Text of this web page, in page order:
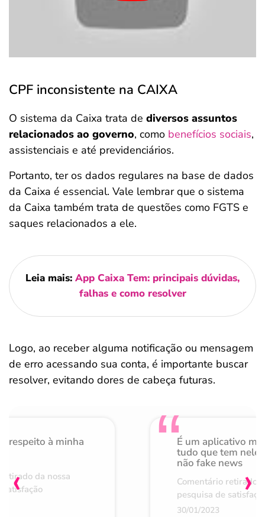
CPF inconsistente na CAIXA
O sistema da Caixa trata de diversos assuntos
relacionados ao governo, como benefícios sociais,
assistenciais e até previdenciários.
Portanto, ter os dados regulares na base de dados
da Caixa é essencial. Vale lembrar que o sistema
da Caixa também trata de questões como FGTS e
saques relacionados a ele.
Leia mais: App Caixa Tem: principais dúvidas,
falhas e como resolver
Logo, ao receber alguma notificação ou mensagem
de erro acessando sua conta, é importante buscar
resolver, evitando dores de cabeça futuras.
respeito à minha
da nossa
É um aplicativo
tudo que tem nele
não fake news
Comentário retirado
pesquisa de
30/01/2023
‹ ›